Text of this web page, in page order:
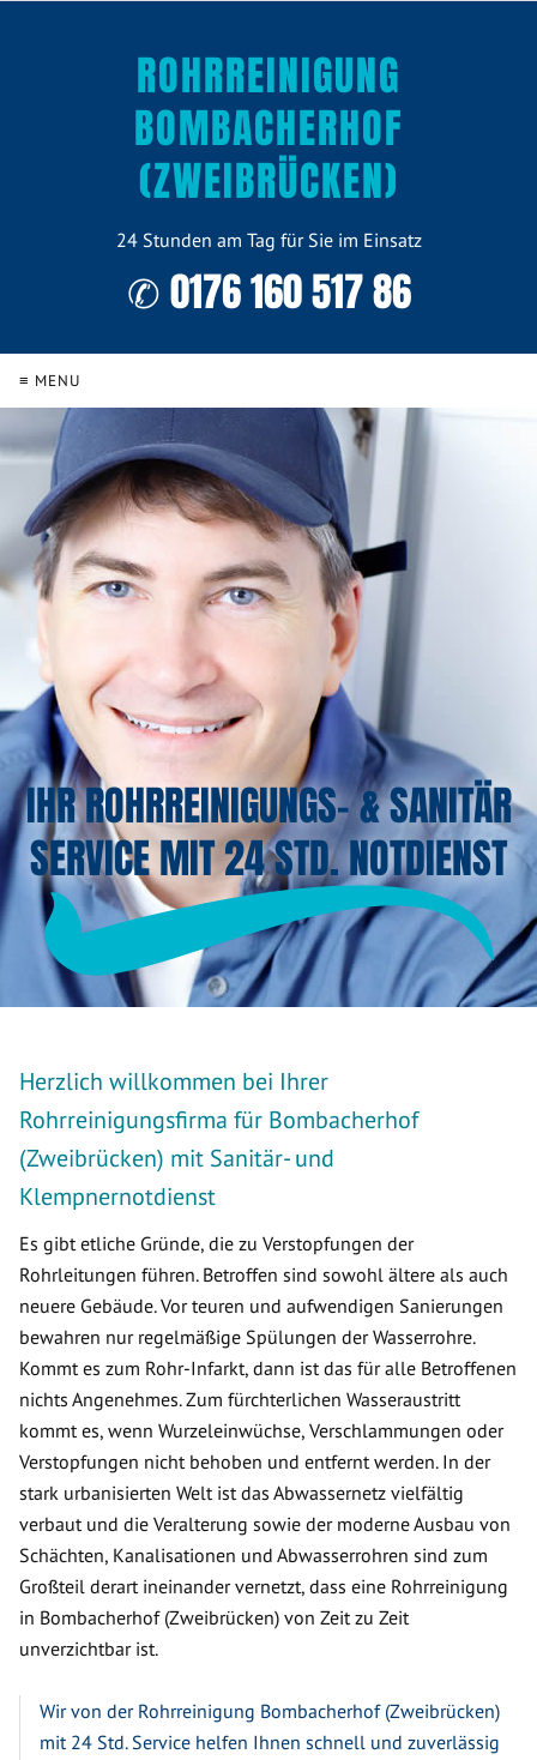
ROHRREINIGUNG
BOMBACHERHOF
(ZWEIBRÜCKEN)
24 Stunden am Tag für Sie im Einsatz
✆ 0176 160 517 86
≡ MENU
IHR ROHRREINIGUNGS- & SANITÄR
SERVICE MIT 24 STD. NOTDIENST
Herzlich willkommen bei Ihrer
Rohrreinigungsfirma für Bombacherhof
(Zweibrücken) mit Sanitär- und
Klempnernotdienst
Es gibt etliche Gründe, die zu Verstopfungen der
Rohrleitungen führen. Betroffen sind sowohl ältere als auch
neuere Gebäude. Vor teuren und aufwendigen Sanierungen
bewahren nur regelmäßige Spülungen der Wasserrohre.
Kommt es zum Rohr-Infarkt, dann ist das für alle Betroffenen
nichts Angenehmes. Zum fürchterlichen Wasseraustritt
kommt es, wenn Wurzeleinwüchse, Verschlammungen oder
Verstopfungen nicht behoben und entfernt werden. In der
stark urbanisierten Welt ist das Abwassernetz vielfältig
verbaut und die Veralterung sowie der moderne Ausbau von
Schächten, Kanalisationen und Abwasserrohren sind zum
Großteil derart ineinander vernetzt, dass eine Rohrreinigung
in Bombacherhof (Zweibrücken) von Zeit zu Zeit
unverzichtbar ist.
Wir von der Rohrreinigung Bombacherhof (Zweibrücken)
mit 24 Std. Service helfen Ihnen schnell und zuverlässig